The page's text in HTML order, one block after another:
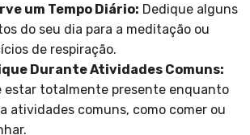
um Tempo Diário: Dedique alguns
do seu dia para a meditação ou
de respiração.
Durante Atividades Comuns:
estar totalmente presente enquanto
atividades comuns, como comer ou